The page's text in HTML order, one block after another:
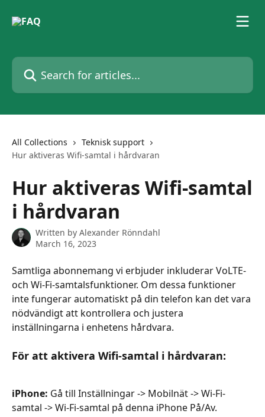
Search for articles...
All Collections
Teknisk support
Hur aktiveras Wifi-samtal i hårdvaran
Hur aktiveras Wifi-samtal
i hårdvaran
Written by Alexander Rönndahl
March 16, 2023
Samtliga abonnemang vi erbjuder inkluderar VoLTE-
och Wi-Fi-samtalsfunktioner. Om dessa funktioner
inte fungerar automatiskt på din telefon kan det vara
nödvändigt att kontrollera och justera
inställningarna i enhetens hårdvara.
För att aktivera Wifi-samtal i hårdvaran:
iPhone: Gå till Inställningar -> Mobilnät -> Wi-Fi-
samtal -> Wi-Fi-samtal på denna iPhone På/Av.